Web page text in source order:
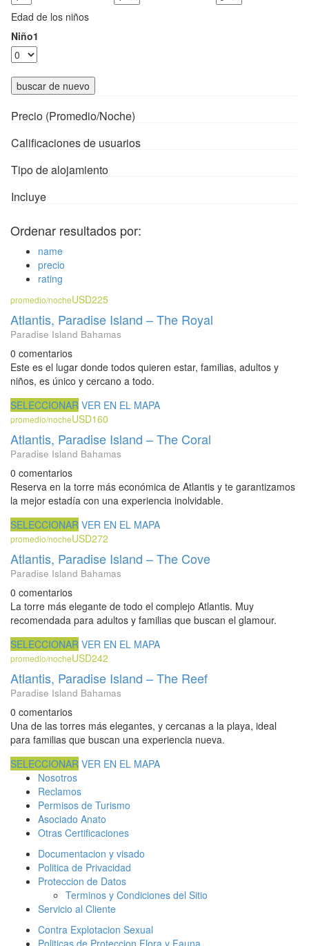
Edad de los niños
Niño1
buscar de nuevo
Precio (Promedio/Noche)
Calificaciones de usuarios
Tipo de alojamiento
Incluye
Ordenar resultados por:
name
precio
rating
promedio/nocheUSD225
Atlantis, Paradise Island – The Royal
Paradise Island Bahamas
0 comentarios
Este es el lugar donde todos quieren estar, familias, adultos y
niños, es único y cercano a todo.
SELECCIONAR VER EN EL MAPA
promedio/nocheUSD160
Atlantis, Paradise Island – The Coral
Paradise Island Bahamas
0 comentarios
Reserva en la torre más económica de Atlantis y te garantizamos
la mejor estadía con una experiencia inolvidable.
SELECCIONAR VER EN EL MAPA
promedio/nocheUSD272
Atlantis, Paradise Island – The Cove
Paradise Island Bahamas
0 comentarios
La torre más elegante de todo el complejo Atlantis. Muy
recomendada para adultos y familias que buscan el glamour.
SELECCIONAR VER EN EL MAPA
promedio/nocheUSD242
Atlantis, Paradise Island – The Reef
Paradise Island Bahamas
0 comentarios
Una de las torres más elegantes, y cercanas a la playa, ideal
para familias que buscan una experiencia nueva.
SELECCIONAR VER EN EL MAPA
Nosotros
Reclamos
Permisos de Turismo
Asociado Anato
Otras Certificaciones
Documentacion y visado
Politica de Privacidad
Proteccion de Datos
Terminos y Condiciones del Sitio
Servicio al Cliente
Contra Explotacion Sexual